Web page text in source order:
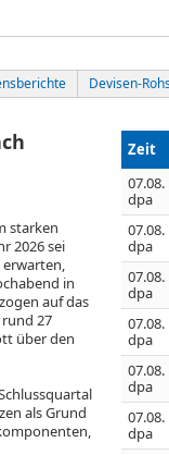
Devisen-
starken
2026 sei
in
auf das
27
über den
als Grund
Zeit
07.08.
dpa
07.08.
dpa
07.08.
dpa
07.08.
dpa
07.08.
dpa
07.08.
dpa